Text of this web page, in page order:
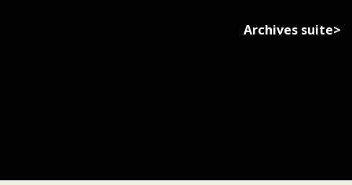
Archives suite>